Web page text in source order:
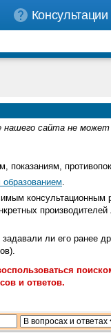
Консультации
сайта не
.
ли его ранее
и ответов.